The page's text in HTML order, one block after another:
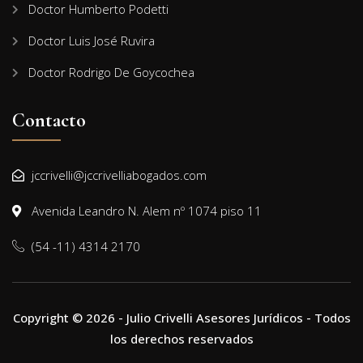
Doctor Humberto Podetti
Doctor Luis José Ruvira
Doctor Rodrigo De Goycochea
Contacto
jccrivelli@jccrivelliabogados.com
Avenida Leandro N. Alem nº 1074 piso 11
(54 -11) 4314 2170
Copyright © 2026 - Julio Crivelli Asesores Jurídicos - Todos
los derechos reservados